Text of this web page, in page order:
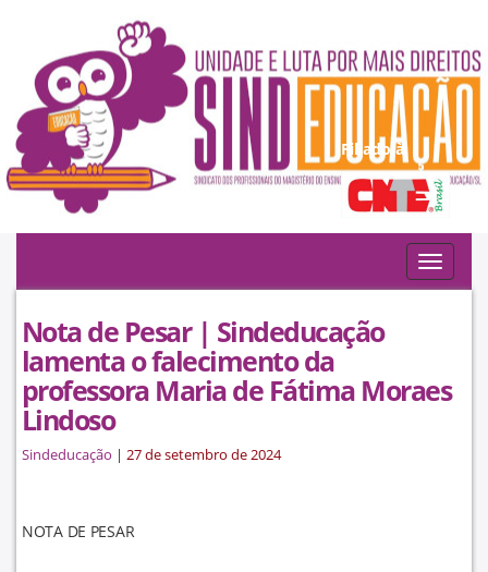
Filiado à:
Toggle
Nota de Pesar | Sindeducação
lamenta o falecimento da
professora Maria de Fátima Moraes
Lindoso
Sindeducação | 27 de setembro de 2024
NOTA DE PESAR